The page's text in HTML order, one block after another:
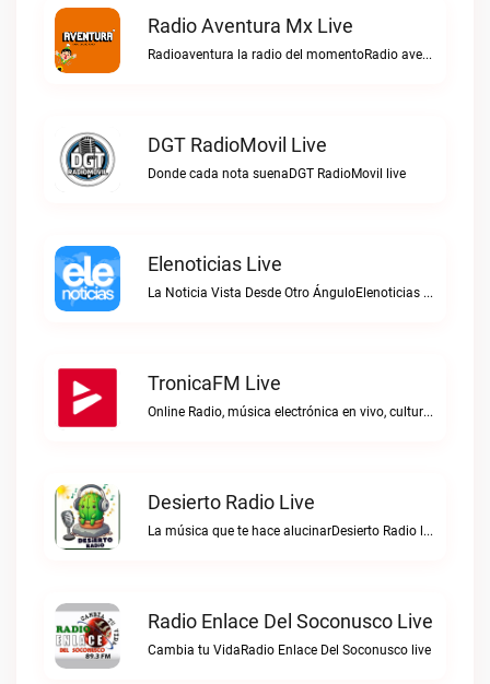
Radio Aventura Mx Live
Radioaventura la radio del momentoRadio aventura mx live
DGT RadioMovil Live
Donde cada nota suenaDGT RadioMovil live
Elenoticias Live
La Noticia Vista Desde Otro ÁnguloElenoticias live
TronicaFM Live
Online Radio, música electrónica en vivo, cultura electrónica, Top 10 semanal, videos, descargasTronicaFM live
Desierto Radio Live
La música que te hace alucinarDesierto Radio live
Radio Enlace Del Soconusco Live
Cambia tu VidaRadio Enlace Del Soconusco live